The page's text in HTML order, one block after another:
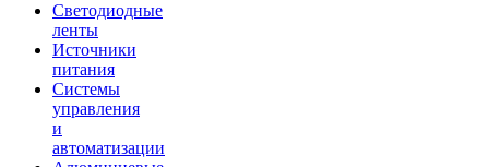
Светодиодные
ленты
Источники
питания
Системы
управления
и
автоматизации